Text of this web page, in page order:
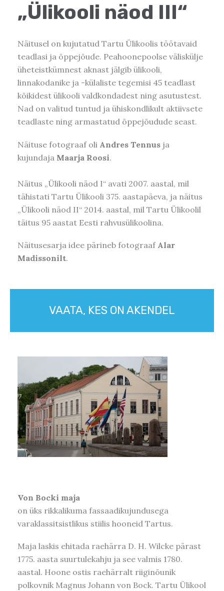
„Ülikooli näod III“
Näitusel on kujutatud Tartu Ülikoolis töötavaid
teadlasi ja õppejõude. Peahoonepoolse väliskülje
üheteistkümnest aknast jälgib ülikooli,
linnakodanike ja -külaliste tegemisi 45 teadlast
kõikidest ülikooli valdkondadest ning asutustest.
Nad on valitud tuntud ja ühiskondlikult aktiivsete
teadlaste ning armastatud õppejõudude seast.
Näituse fotograaf oli Andres Tennus ja
kujundaja Maarja Roosi.
Näitus „Ülikooli näod I“ avati 2007. aastal, mil
tähistati Tartu Ülikooli 375. aastapäeva, ja näitus
„Ülikooli näod II“ 2014. aastal, mil Tartu Ülikoolil
täitus 95 aastat Eesti rahvusülikoolina.
Näitusesarja idee pärineb fotograaf Alar
Madissonilt.
VAATA, KES ON AKENDEL
Von Bocki maja
on üks rikkalikuma fassaadikujundusega
varaklassitsistlikus stiilis hooneid Tartus.
Maja laskis ehitada raehärra D. H. Wilcke pärast
1775. aasta suurtulekahju ja see valmis 1780.
aastal. Hoone ostis raehärralt riiginõunik
polkovnik Magnus Johann von Bock. Tartu Ülikool